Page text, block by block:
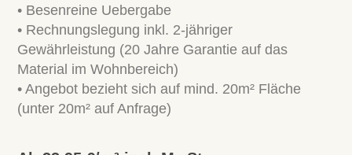
• Besenreine Uebergabe
• Rechnungslegung inkl. 2-jähriger
Gewährleistung (20 Jahre Garantie auf das
Material im Wohnbereich)
• Angebot bezieht sich auf mind. 20m² Fläche
(unter 20m² auf Anfrage)